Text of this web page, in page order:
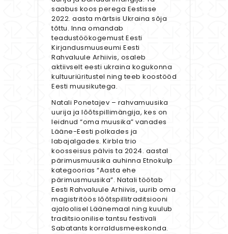
saabus koos perega Eestisse
2022. aasta märtsis Ukraina sõja
tõttu. Inna omandab
teadustöökogemust Eesti
Kirjandusmuuseumi Eesti
Rahvaluule Arhiivis, osaleb
aktiivselt eesti ukraina kogukonna
kultuuriüritustel ning teeb koostööd
Eesti muusikutega.
Natali Ponetajev – rahvamuusika
uurija ja lõõtspillimängija, kes on
leidnud “oma muusika” vanades
Lääne-Eesti polkades ja
labajalgades. Kirbla trio
koosseisus pälvis ta 2024. aastal
pärimusmuusika auhinna Etnokulp
kategoorias “Aasta ehe
pärimusmuusika”. Natali töötab
Eesti Rahvaluule Arhiivis, uurib oma
magistritöös lõõtspillitraditsiooni
ajaloolisel Läänemaal ning kuulub
traditsioonilise tantsu festivali
Sabatants korraldusmeeskonda.